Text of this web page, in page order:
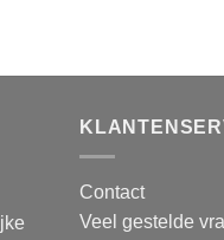
Contact
Veel gestelde